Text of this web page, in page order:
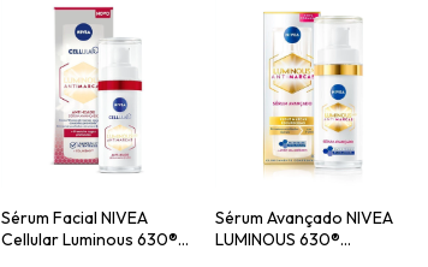
Sérum Facial NIVEA
Cellular Luminous 630®
Sérum Avançado NIVEA
LUMINOUS 630®